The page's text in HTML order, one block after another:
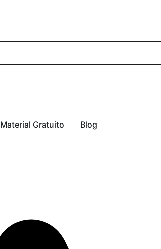
Material Gratuito Blog